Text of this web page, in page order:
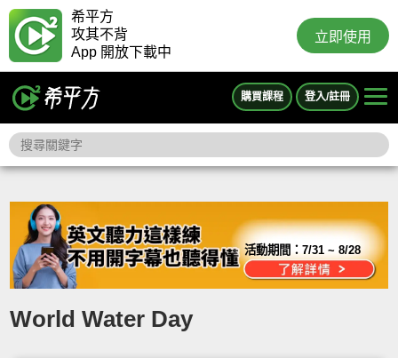
希平方
攻其不背
App 開放下載中
立即使用
購買課程 登入/註冊
活動期間：7/31 ~ 8/28
World Water Day